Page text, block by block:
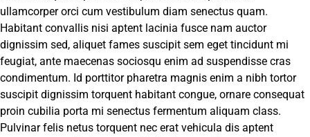
ullamcorper orci cum vestibulum diam senectus quam.
Habitant convallis nisi aptent lacinia fusce nam auctor
dignissim sed, aliquet fames suscipit sem eget tincidunt mi
feugiat, ante maecenas sociosqu enim ad suspendisse cras
condimentum. Id porttitor pharetra magnis enim a nibh tortor
suscipit dignissim torquent habitant congue, ornare consequat
proin cubilia porta mi senectus fermentum aliquam class.
Pulvinar felis netus torquent nec erat vehicula dis aptent